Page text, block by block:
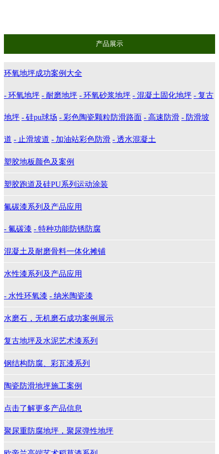
产品展示
环氧地坪成功案例大全
- 环氧地坪 - 耐磨地坪 - 环氧砂浆地坪 - 混凝土固化地坪 - 复古
地坪 - 硅pu球场 - 彩色陶瓷颗粒防滑路面 - 高速防滑 - 防滑坡
道 - 止滑坡道 - 加油站彩色防滑 - 透水混凝土
塑胶地板颜色及案例
塑胶跑道及硅PU系列运动涂装
氟碳漆系列及产品应用
- 氟碳漆 - 特种功能防锈防腐
混凝土及耐磨骨料一体化摊铺
水性漆系列及产品应用
- 水性环氧漆 - 纳米陶瓷漆
水磨石，无机磨石成功案例展示
复古地坪及水泥艺术漆系列
钢结构防腐、彩瓦漆系列
陶瓷防滑地坪施工案例
点击了解更多产品信息
聚尿重防腐地坪，聚尿弹性地坪